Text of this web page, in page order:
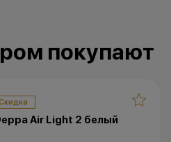
покупают
Скидка
Air Light 2 белый